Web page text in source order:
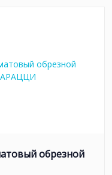
обрезной